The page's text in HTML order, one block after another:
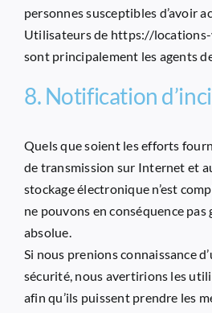
personnes susceptibles d’avoir
Utilisateurs de https://locations-
sont principalement les agents
8. Notification
Quels que soient les efforts
de transmission sur Internet et
stockage électronique n’est
ne pouvons en conséquence
absolue.
Si nous prenions connaissance
sécurité, nous avertirions les
afin qu’ils puissent prendre les